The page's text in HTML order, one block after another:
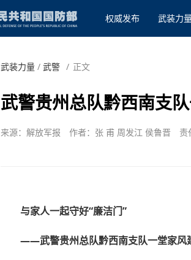
权威发布 武装力
武装力量/ 武警 / 正文
武警贵州总队黔西南支
来源：解放军报 作者：张 甫 周发江 侯鲁晋 责
与家人一起守好“廉洁门”
——武警贵州总队黔西南支队一堂家风